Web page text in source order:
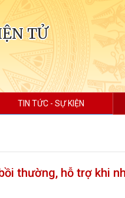
TỬ
TIN TỨC - SỰ KIỆN
thường, hỗ trợ khi